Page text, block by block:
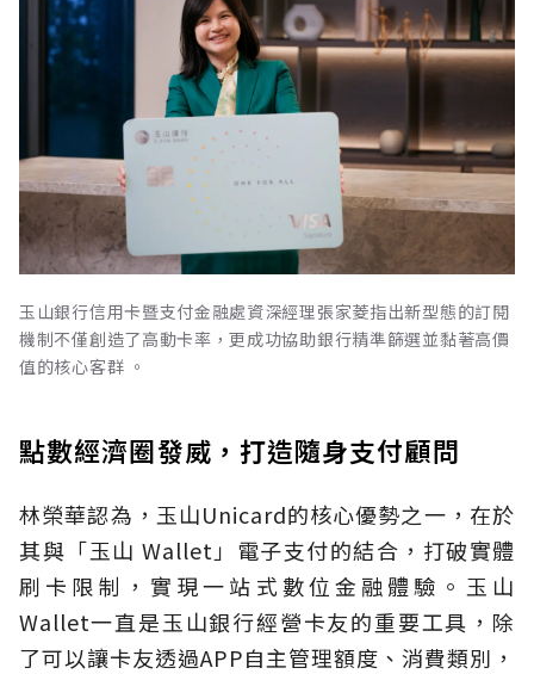
玉山銀行信用卡暨支付金融處資深經理張家菱指出新型態的訂閱
機制不僅創造了高動卡率，更成功協助銀行精準篩選並黏著高價
值的核心客群 。
點數經濟圈發威，打造隨身支付顧問
林榮華認為，玉山Unicard的核心優勢之一，在於
其與「玉山 Wallet」電子支付的結合，打破實體
刷卡限制，實現一站式數位金融體驗。玉山
Wallet一直是玉山銀行經營卡友的重要工具，除
了可以讓卡友透過APP自主管理額度、消費類別，